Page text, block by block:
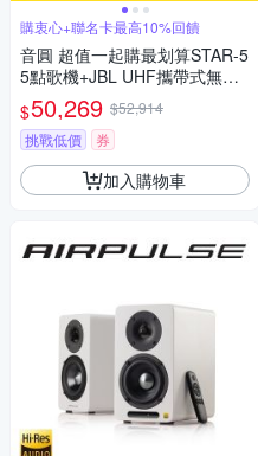
購衷心+聯名卡最高10%回饋
音圓 超值一起購最划算STAR-5
5點歌機+JBL UHF攜帶式無線
麥克風
$50,269 $52,914
挑戰低價
券
加入購物車